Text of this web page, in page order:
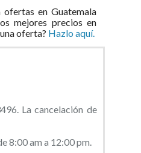
ofertas en Guatemala
mejores precios en
oferta? Hazlo aquí.
La cancelación de
8:00 am a 12:00 pm.